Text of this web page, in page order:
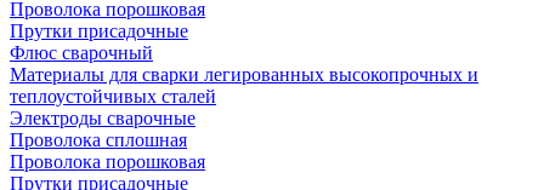
Проволока порошковая
Прутки присадочные
Флюс сварочный
Материалы для сварки легированных высокопрочных и
теплоустойчивых сталей
Электроды сварочные
Проволока сплошная
Проволока порошковая
Прутки присадочные